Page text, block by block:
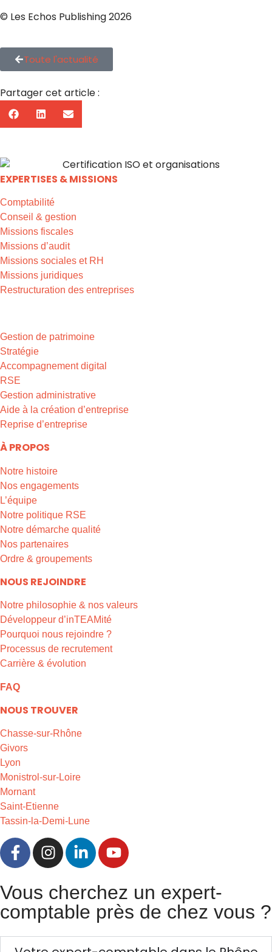
© Les Echos Publishing 2026
Toute l'actualité
Partager cet article :
EXPERTISES & MISSIONS
Comptabilité
Conseil & gestion
Missions fiscales
Missions d’audit
Missions sociales et RH
Missions juridiques
Restructuration des entreprises
Gestion de patrimoine
Stratégie
Accompagnement digital
RSE
Gestion administrative
Aide à la création d’entreprise
Reprise d’entreprise
À PROPOS
Notre histoire
Nos engagements
L’équipe
Notre politique RSE
Notre démarche qualité
Nos partenaires
Ordre & groupements
NOUS REJOINDRE
Notre philosophie & nos valeurs
Développeur d’inTEAMité
Pourquoi nous rejoindre ?
Processus de recrutement
Carrière & évolution
FAQ
NOUS TROUVER
Chasse-sur-Rhône
Givors
Lyon
Monistrol-sur-Loire
Mornant
Saint-Etienne
Tassin-la-Demi-Lune
Vous cherchez un expert-
comptable près de chez vous ?